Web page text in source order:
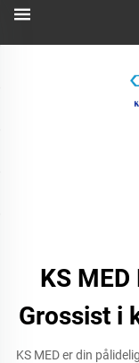
KS
Grossist i
KS MED er din